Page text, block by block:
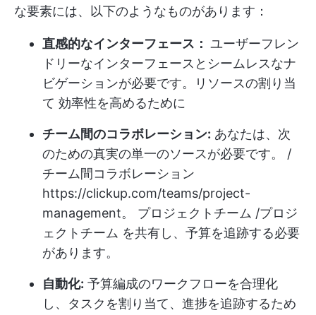
な要素には、以下のようなものがあります：
直感的なインターフェース： ユーザーフレン
ドリーなインターフェースとシームレスなナ
ビゲーションが必要です。
リソースの割り当
て 効率性を高めるために
チーム間のコラボレーション: あなたは、次
のための真実の単一のソースが必要です。 /
チーム間コラボレーション
https://clickup.com/teams/project-
management。
プロジェクトチーム /プロジ
ェクトチーム を共有し、予算を追跡する必要
があります。
自動化: 予算編成のワークフローを合理化
し、タスクを割り当て、進捗を追跡するため